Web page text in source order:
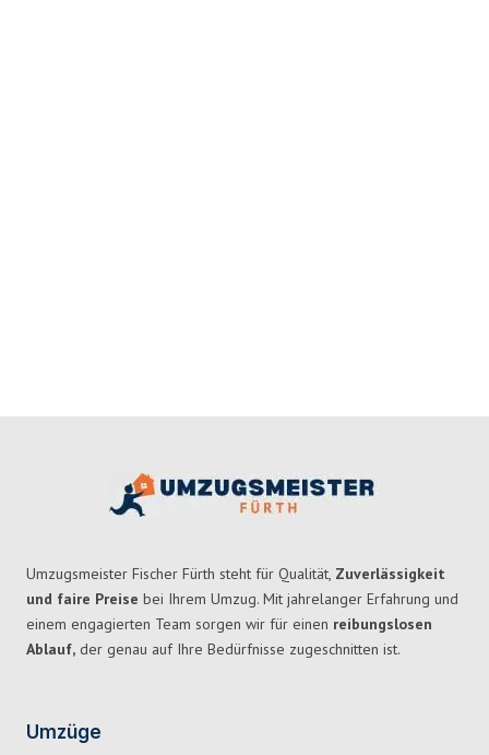
Umzugsmeister Fischer Fürth steht für Qualität, Zuverlässigkeit
und faire Preise bei Ihrem Umzug. Mit jahrelanger Erfahrung und
einem engagierten Team sorgen wir für einen reibungslosen
Ablauf, der genau auf Ihre Bedürfnisse zugeschnitten ist.
Umzüge